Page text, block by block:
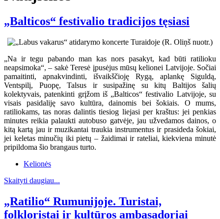
„Balticos“ festivalio tradicijos tęsiasi
„Na ir tegu pabando man kas nors pasakyt, kad būti ratilioku
neapsimoka“, – sakė Teresė įpusėjus mūsų kelionei Latvijoje. Sočiai
pamaitinti, apnakvindinti, išvaikščioję Rygą, aplankę Siguldą,
Ventspilį, Puopę, Talsus ir susipažinę su kitų Baltijos šalių
kolektyvais, patenkinti grįžom iš „Balticos“ festivalio Latvijoje, su
visais pasidaliję savo kultūra, dainomis bei šokiais. O mums,
ratiliokams, tas noras dalintis tiesiog liejasi per kraštus: jei penkias
minutes reikia palaukti autobuso gatvėje, jau užvedamos dainos, o
kitą kartą jau ir muzikantai traukia instrumentus ir prasideda šokiai,
jei keletas minučių iki pietų – žaidimai ir rateliai, kiekviena minutė
pripildoma šio brangaus turto.
Kelionės
Skaityti daugiau...
„Ratilio“ Rumunijoje. Turistai,
folkloristai ir kultūros ambasadoriai